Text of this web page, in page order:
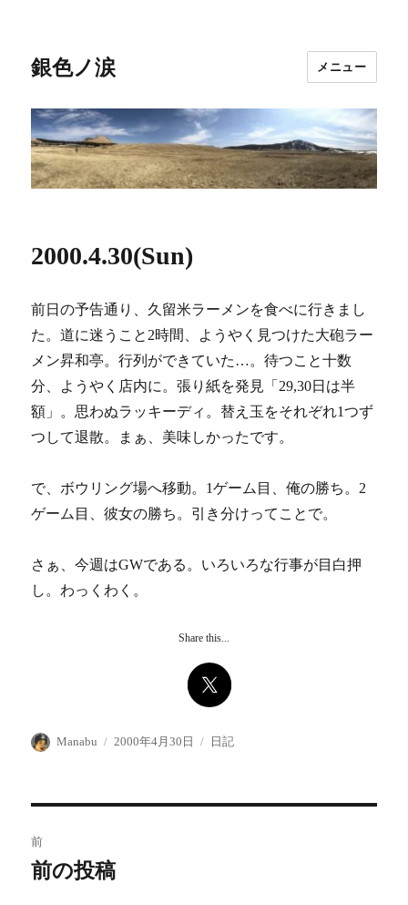
銀色ノ涙 メニュー
2000.4.30(Sun)
前日の予告通り、久留米ラーメンを食べに行きまし
た。道に迷うこと2時間、ようやく見つけた大砲ラー
メン昇和亭。行列ができていた…。待つこと十数
分、ようやく店内に。張り紙を発見「29,30日は半
額」。思わぬラッキーディ。替え玉をそれぞれ1つず
つして退散。まぁ、美味しかったです。
で、ボウリング場へ移動。1ゲーム目、俺の勝ち。2
ゲーム目、彼女の勝ち。引き分けってことで。
さぁ、今週はGWである。いろいろな行事が目白押
し。わっくわく。
Share this...
投
Manabu
投
2000年4月30日
カ
日記
稿
前
前
前の投稿